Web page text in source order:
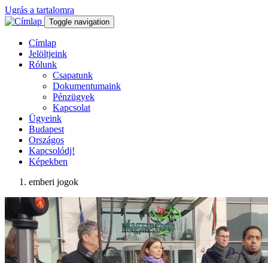
Ugrás a tartalomra
Toggle navigation
Címlap
Jelöltjeink
Rólunk
Csapatunk
Dokumentumaink
Pénzügyek
Kapcsolat
Ügyeink
Budapest
Országos
Kapcsolódj!
Képekben
emberi jogok